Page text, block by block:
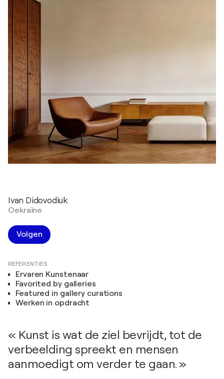
Ivan Didovodiuk
Oekraïne
Volgen
REFERENTIES
Ervaren Kunstenaar
Favorited by galleries
Featured in gallery curations
Werken in opdracht
« Kunst is wat de ziel bevrijdt, tot de
verbeelding spreekt en mensen
aanmoedigt om verder te gaan. »